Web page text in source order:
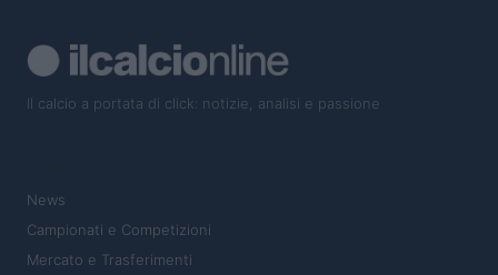
Il calcio a portata di click: notizie, analisi e passione
News
Campionati e Competizioni
Mercato e Trasferimenti